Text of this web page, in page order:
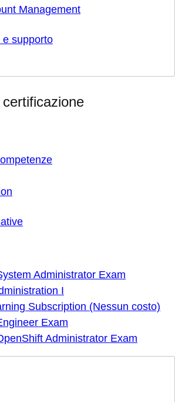
Management
e supporto
Administrator Exam
I
Subscription (Nessun costo)
Exam
Administrator Exam